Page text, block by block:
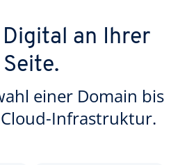
Digital an Ihrer
Seite.
einer Domain bis
Infrastruktur.